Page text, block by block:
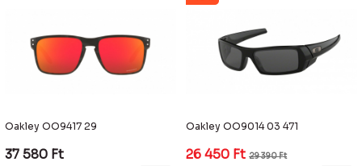
Oakley OO9417 29
37 580 Ft
Oakley OO9014 03 471
26 450 Ft 29 390Ft